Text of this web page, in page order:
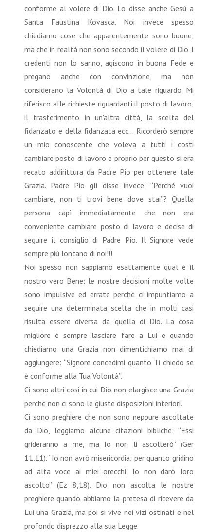
conforme al volere di Dio. Lo disse anche Gesù a
Santa Faustina Kovasca. Noi invece spesso
chiediamo cose che apparentemente sono buone,
ma che in realtà non sono secondo il volere di Dio. I
credenti non lo sanno, agiscono in buona Fede e
pregano anche con convinzione, ma non
considerano la Volontà di Dio a tale riguardo. Mi
riferisco alle richieste riguardanti il posto di lavoro,
il trasferimento in un'altra città, la scelta del
fidanzato e della fidanzata ecc… Ricorderò sempre
un mio conoscente che voleva a tutti i costi
cambiare posto di lavoro e proprio per questo si era
recato addirittura da Padre Pio per ottenere tale
Grazia. Padre Pio gli disse invece: “Perché vuoi
cambiare, non ti trovi bene dove stai”? Quella
persona capì immediatamente che non era
conveniente cambiare posto di lavoro e decise di
seguire il consiglio di Padre Pio. Il Signore vede
sempre più lontano di noi!!!
Noi spesso non sappiamo esattamente qual è il
nostro vero Bene; le nostre decisioni molte volte
sono impulsive ed errate perché ci impuntiamo a
seguire una determinata scelta che in molti casi
risulta essere diversa da quella di Dio. La cosa
migliore è sempre lasciare fare a Lui e quando
chiediamo una Grazia non dimentichiamo mai di
aggiungere: “Signore concedimi quanto Ti chiedo se
è conforme alla Tua Volontà”.
Ci sono altri cosi in cui Dio non elargisce una Grazia
perché non ci sono le giuste disposizioni interiori.
Ci sono preghiere che non sono neppure ascoltate
da Dio, leggiamo alcune citazioni bibliche: “Essi
grideranno a me, ma Io non li ascolterò” (Ger
11,11). “Io non avrò misericordia; per quanto gridino
ad alta voce ai miei orecchi, Io non darò loro
ascolto” (Ez 8,18). Dio non ascolta le nostre
preghiere quando abbiamo la pretesa di ricevere da
Lui una Grazia, ma poi si vive nei vizi ostinati e nel
profondo disprezzo alla sua Legge.